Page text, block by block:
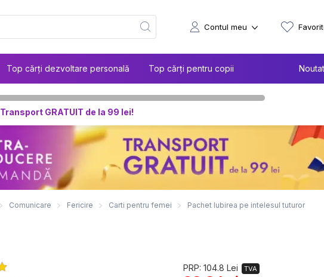
Top cărți dezvoltare personală Top cărți pentru copii
Contul meu
Transport GRATUIT de la 99 lei!
Comunicare Fericire Carti pentru femei Pachet Iubirea pe intelesul tuturor
PRP: 104.8 Lei TVA